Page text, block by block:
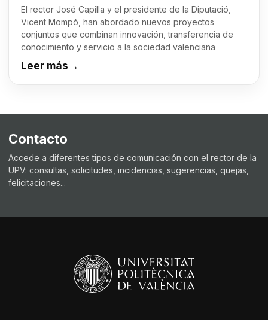
El rector José Capilla y el presidente de la Diputació,
Vicent Mompó, han abordado nuevos proyectos
conjuntos que combinan innovación, transferencia de
conocimiento y servicio a la sociedad valenciana
Leer más→
Contacto
Accede a diferentes tipos de comunicación con el rector de la
UPV: consultas, solicitudes, incidencias, sugerencias, quejas,
felicitaciones...